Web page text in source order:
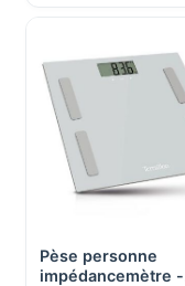
Quick View
Pèse personne
impédancemètre -